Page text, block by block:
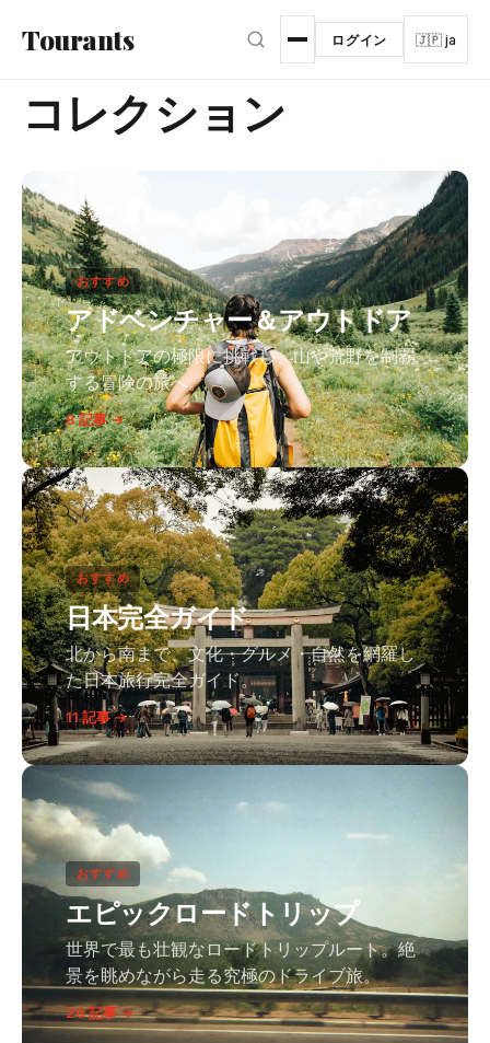
Tourants ログイン 🇯🇵 ja
コレクション
おすすめ
アドベンチャー＆アウトドア
アウトドアの極限に挑戦し、山や荒野を制覇
する冒険の旅へ。
8 記事 →
おすすめ
日本完全ガイド
北から南まで、文化・グルメ・自然を網羅し
た日本旅行完全ガイド。
11 記事 →
おすすめ
エピックロードトリップ
世界で最も壮観なロードトリップルート。絶
景を眺めながら走る究極のドライブ旅。
26 記事 →